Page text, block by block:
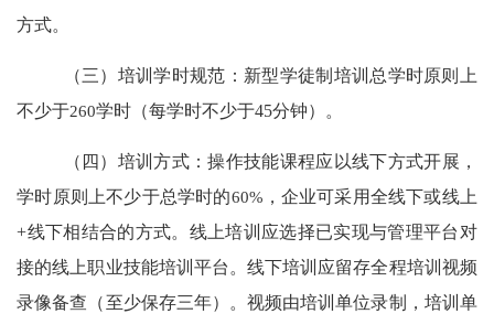
方式。
（三）培训学时规范： 新型学徒制培训总学时原则上
不少于260学时（每学时不少于45分钟）。
（四）培训方式：操作技能课程应以线下方式开展，
学时原则上不少于总学时的60% ，企业可采用全线下或线上
+线下相结合的方式。线上培训应选择已实现与管理平台对
接的线上职业技能培训平台。线下培训应留存全程培训视频
录像备查（至少保存三年）。视频由培训单位录制，培训单